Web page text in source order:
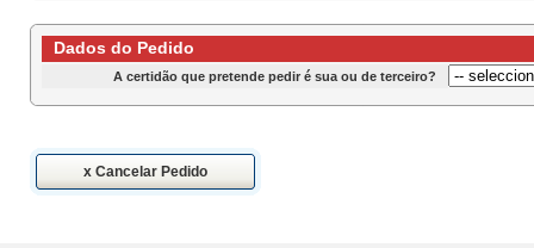
Dados do Pedido
A certidão que pretende pedir é sua ou de terceiro?
x Cancelar Pedido